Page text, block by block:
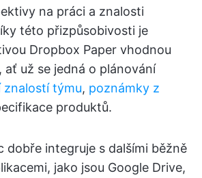
na práci a znalosti
této přizpůsobivosti je
Dropbox Paper vhodnou
ať už se jedná o plánování
znalostí týmu, poznámky z
produktů.
dobře integruje s dalšími běžně
jako jsou Google Drive,